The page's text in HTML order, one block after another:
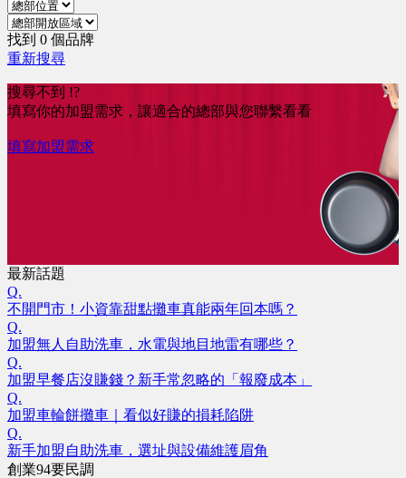
找到 0 個品牌
重新搜尋
搜尋不到 !?
填寫你的加盟需求，讓適合的總部與您聯繫看看
填寫加盟需求
最新話題
Q.
不開門市！小資靠甜點攤車真能兩年回本嗎？
Q.
加盟無人自助洗車，水電與地目地雷有哪些？
Q.
加盟早餐店沒賺錢？新手常忽略的「報廢成本」
Q.
加盟車輪餅攤車｜看似好賺的損耗陷阱
Q.
新手加盟自助洗車，選址與設備維護眉角
創業94要民調